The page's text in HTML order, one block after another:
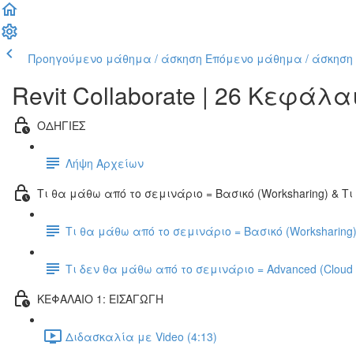
Προηγούμενο μάθημα / άσκηση Επόμενο μάθημα / άσκηση
Revit Collaborate | 26
ΟΔΗΓΙΕΣ
Λήψη Αρχείων
Τι θα μάθω από το σεμινάριο = Βασικό (Worksharing) &
Τι θα μάθω από το σεμινάριο = Βασικό (Worksharing)
Τι δεν θα μάθω από το σεμινάριο = Advanced (Cloud
ΚΕΦΑΛΑΙΟ 1: ΕΙΣΑΓΩΓΗ
Διδασκαλία με Video (4:13)